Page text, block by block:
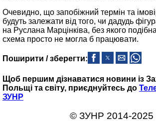
Очевидно, що запобіжний термін та
будуть залежати від того, чи дадудь
на Руслана Марцінківа, без якого
схема просто не могла б працювати.
Поширити / зберегти:
Щоб першим дізнаватися новини із
Польщі та світу, приєднуйтесь до
ЗУНР
© ЗУНР 2014-2025